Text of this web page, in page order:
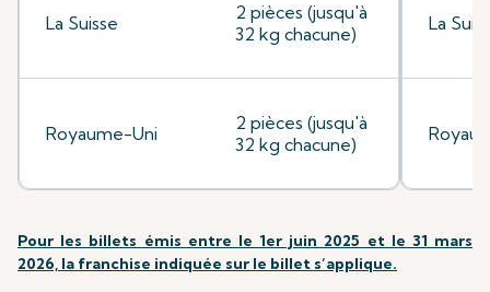
La Suisse
2 pièces (jusqu'à
32 kg chacune)
Royaume-Uni
2 pièces (jusqu'à
32 kg chacune)
La
Pour les billets émis entre le 1er juin 2025 et le 31 mars
2026, la franchise indiquée sur le billet s’applique.